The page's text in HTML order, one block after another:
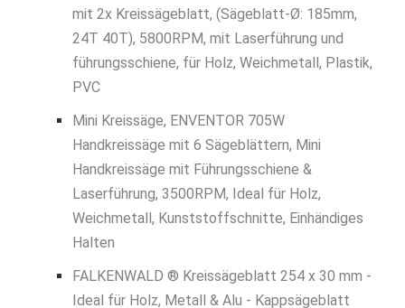
mit 2x Kreissägeblatt, (Sägeblatt-Ø: 185mm,
24T 40T), 5800RPM, mit Laserführung und
führungsschiene, für Holz, Weichmetall, Plastik,
PVC
Mini Kreissäge, ENVENTOR 705W
Handkreissäge mit 6 Sägeblättern, Mini
Handkreissäge mit Führungsschiene &
Laserführung, 3500RPM, Ideal für Holz,
Weichmetall, Kunststoffschnitte, Einhändiges
Halten
FALKENWALD ® Kreissägeblatt 254 x 30 mm -
Ideal für Holz, Metall & Alu - Kappsägeblatt